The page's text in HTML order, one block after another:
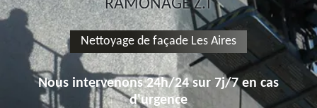
RAMONAGE Z.T
Nettoyage de façade Les Aires
Nous intervenons 24h/24 sur 7j/7 en cas
d'urgence